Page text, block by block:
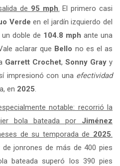
de 95 mph. El primero casi
Verde en el jardín izquierdo del
doble de 104.8 mph ante una
aclarar que Bello no es el as
Garrett Crochet, Sonny Gray y
impresionó con una efectividad
en 2025.
notable: recorrió la
bola bateada por Jiménez
de su temporada de 2025.
jonrones de más de 400 pies
bateada superó los 390 pies